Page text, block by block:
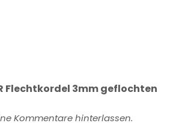
Flechtkordel 3mm geflochten
Kommentare hinterlassen.